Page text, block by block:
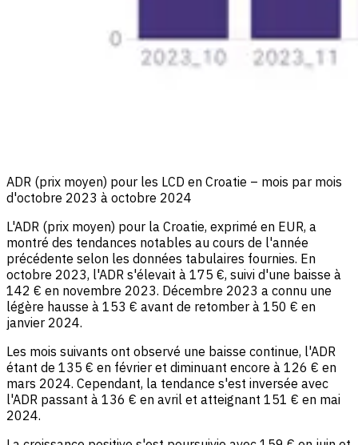
ADR (prix moyen) pour les LCD en Croatie – mois par mois
d'octobre 2023 à octobre 2024
L'ADR (prix moyen) pour la Croatie, exprimé en EUR, a
montré des tendances notables au cours de l'année
précédente selon les données tabulaires fournies. En
octobre 2023, l'ADR s'élevait à 175 €, suivi d'une baisse à
142 € en novembre 2023. Décembre 2023 a connu une
légère hausse à 153 € avant de retomber à 150 € en
janvier 2024.
Les mois suivants ont observé une baisse continue, l'ADR
étant de 135 € en février et diminuant encore à 126 € en
mars 2024. Cependant, la tendance s'est inversée avec
l'ADR passant à 136 € en avril et atteignant 151 € en mai
2024.